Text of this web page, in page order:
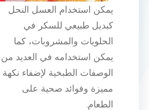
يمكن استخدام العسل النحل
كبديل طبيعي للسكر في
الحلويات والمشروبات، كما
يمكن استخدامه في العديد من
الوصفات الطبخية لإضفاء نكهة
مميزة وفوائد صحية على
الطعام.